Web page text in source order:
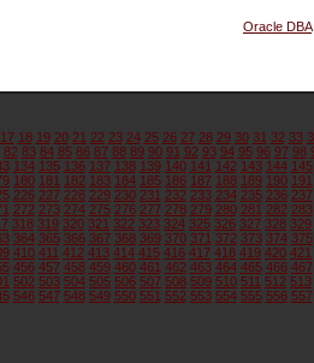
Oracle DBA
17 18 19 20 21 22 23 24 25 26 27 28 29 30 31 32 33
82 83 84 85 86 87 88 89 90 91 92 93 94 95 96 97 98
134 135 136 137 138 139 140 141 142 143 144 145
180 181 182 183 184 185 186 187 188 189 190 191
226 227 228 229 230 231 232 233 234 235 236 237
272 273 274 275 276 277 278 279 280 281 282 283
318 319 320 321 322 323 324 325 326 327 328 329
364 365 366 367 368 369 370 371 372 373 374 375
410 411 412 413 414 415 416 417 418 419 420 421
456 457 458 459 460 461 462 463 464 465 466 467
502 503 504 505 506 507 508 509 510 511 512 513
546 547 548 549 550 551 552 553 554 555 556 557